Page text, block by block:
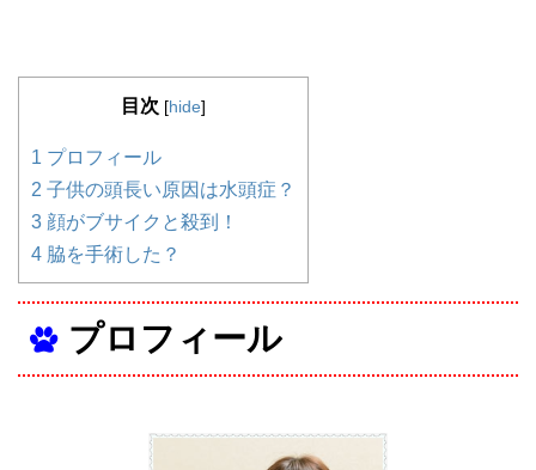
目次 [hide]
1 プロフィール
2 子供の頭長い原因は水頭症？
3 顔がブサイクと殺到！
4 脇を手術した？
プロフィール